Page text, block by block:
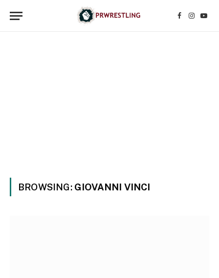
Facebook
BROWSING: GIOVANNI VINCI